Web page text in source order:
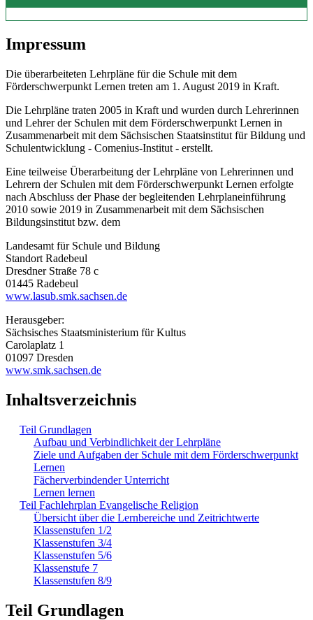
Impressum
Die überarbeiteten Lehrpläne für die Schule mit dem
Förderschwerpunkt Lernen treten am 1. August 2019 in Kraft.
Die Lehrpläne traten 2005 in Kraft und wurden durch Lehrerinnen
und Lehrer der Schulen mit dem Förderschwerpunkt Lernen in
Zusammenarbeit mit dem Sächsischen Staatsinstitut für Bildung und
Schulentwicklung - Comenius-Institut - erstellt.
Eine teilweise Überarbeitung der Lehrpläne von Lehrerinnen und
Lehrern der Schulen mit dem Förderschwerpunkt Lernen erfolgte
nach Abschluss der Phase der begleitenden Lehrplaneinführung
2010 sowie 2019 in Zusammenarbeit mit dem Sächsischen
Bildungsinstitut bzw. dem
Landesamt für Schule und Bildung
Standort Radebeul
Dresdner Straße 78 c
01445 Radebeul
www.lasub.smk.sachsen.de
Herausgeber:
Sächsisches Staatsministerium für Kultus
Carolaplatz 1
01097 Dresden
www.smk.sachsen.de
Inhaltsverzeichnis
Teil Grundlagen
Aufbau und Verbindlichkeit der Lehrpläne
Ziele und Aufgaben der Schule mit dem Förderschwerpunkt
Lernen
Fächerverbindender Unterricht
Lernen lernen
Teil Fachlehrplan Evangelische Religion
Übersicht über die Lernbereiche und Zeitrichtwerte
Klassenstufen 1/2
Klassenstufen 3/4
Klassenstufen 5/6
Klassenstufe 7
Klassenstufen 8/9
Teil Grundlagen